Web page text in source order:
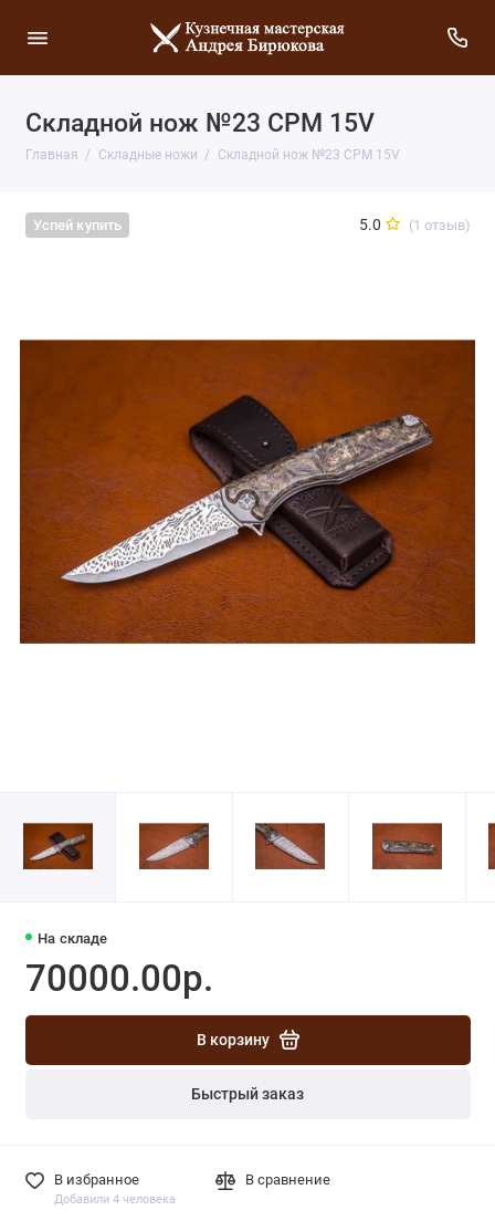
Складной нож №23 CPM 15V
Главная Складные ножи Складной нож №23 CPM 15V
Успей купить 5.0 (1 отзыв)
На складе
70000.00р.
В корзину
Быстрый заказ
В избранное
Добавили 4 человека
В сравнение